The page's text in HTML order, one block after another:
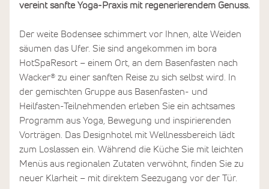
vereint sanfte Yoga-Praxis mit regenerierendem Genuss.
Der weite Bodensee schimmert vor Ihnen, alte Weiden
säumen das Ufer. Sie sind angekommen im bora
HotSpaResort – einem Ort, an dem Basenfasten nach
Wacker® zu einer sanften Reise zu sich selbst wird. In
der gemischten Gruppe aus Basenfasten- und
Heilfasten-Teilnehmenden erleben Sie ein achtsames
Programm aus Yoga, Bewegung und inspirierenden
Vorträgen. Das Designhotel mit Wellnessbereich lädt
zum Loslassen ein. Während die Küche Sie mit leichten
Menüs aus regionalen Zutaten verwöhnt, finden Sie zu
neuer Klarheit – mit direktem Seezugang vor der Tür.